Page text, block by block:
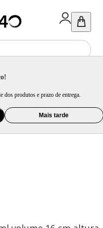
produtos e prazo de entrega.
Mais tarde